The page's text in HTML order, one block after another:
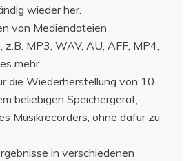
wieder her.
von Mediendateien
MP3, WAV, AU, AFF, MP4,
mehr.
die Wiederherstellung von 10
beliebigen Speichergerät,
Musikrecorders, ohne dafür zu
in verschiedenen